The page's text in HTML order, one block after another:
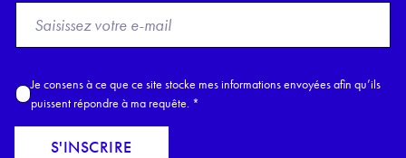
o
E
m
a
A
c
c
Je consens à ce que ce site stocke mes informations envoyées afin qu’ils
puissent répondre à ma requête. *
S'INSCRIRE